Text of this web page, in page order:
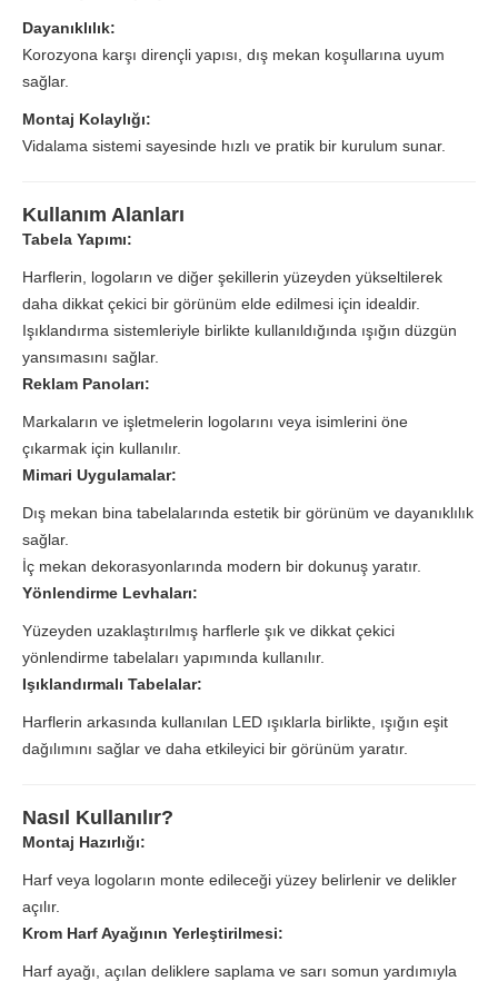
Dayanıklılık:
Korozyona karşı dirençli yapısı, dış mekan koşullarına uyum
sağlar.
Montaj Kolaylığı:
Vidalama sistemi sayesinde hızlı ve pratik bir kurulum sunar.
Kullanım Alanları
Tabela Yapımı:
Harflerin, logoların ve diğer şekillerin yüzeyden yükseltilerek
daha dikkat çekici bir görünüm elde edilmesi için idealdir.
Işıklandırma sistemleriyle birlikte kullanıldığında ışığın düzgün
yansımasını sağlar.
Reklam Panoları:
Markaların ve işletmelerin logolarını veya isimlerini öne
çıkarmak için kullanılır.
Mimari Uygulamalar:
Dış mekan bina tabelalarında estetik bir görünüm ve dayanıklılık
sağlar.
İç mekan dekorasyonlarında modern bir dokunuş yaratır.
Yönlendirme Levhaları:
Yüzeyden uzaklaştırılmış harflerle şık ve dikkat çekici
yönlendirme tabelaları yapımında kullanılır.
Işıklandırmalı Tabelalar:
Harflerin arkasında kullanılan LED ışıklarla birlikte, ışığın eşit
dağılımını sağlar ve daha etkileyici bir görünüm yaratır.
Nasıl Kullanılır?
Montaj Hazırlığı:
Harf veya logoların monte edileceği yüzey belirlenir ve delikler
açılır.
Krom Harf Ayağının Yerleştirilmesi:
Harf ayağı, açılan deliklere saplama ve sarı somun yardımıyla